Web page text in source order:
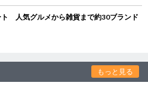
人気グルメから雑貨まで約30ブランド
もっと見る